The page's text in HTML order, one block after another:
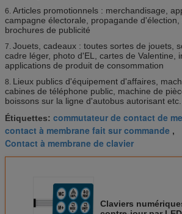
6. Articles promotionnels : merchandisage,
campagne électorale, propagande d'élection,
brochures de publicité
7. Jouets, cadeaux : toutes sortes de jouets,
cadre léger, photo d'EL, cartes de Valentine,
applications de produit de consommation
8. Lieux publics d'équipement d'affaires,
cabines de téléphone public, machine de
boissons sur la ligne d'autobus autorisant etc.
Étiquettes: commutateur de contact de
contact à membrane fait sur commande ,
Contact à membrane de clavier
Claviers